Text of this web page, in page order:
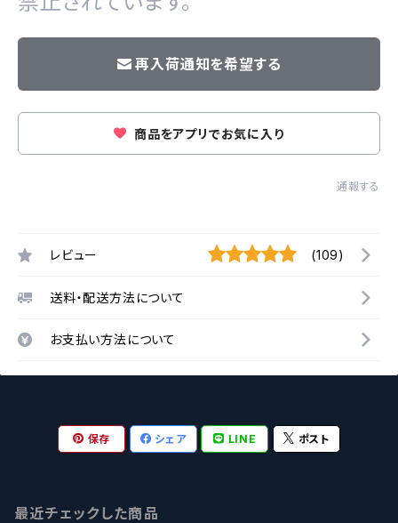
再入荷通知を希望する
商品をアプリでお気に入り
通報する
レビュー (109)
送料・配送方法について
お支払い方法について
保存 シェア LINE ポスト
最近チェックした商品